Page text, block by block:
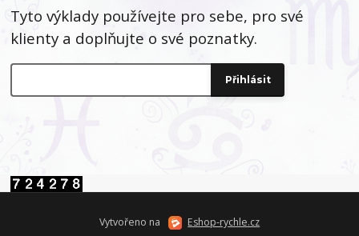
Tyto výklady používejte pro sebe, pro své
klienty a doplňujte o své poznatky.
Vytvořeno na Eshop-rychle.cz